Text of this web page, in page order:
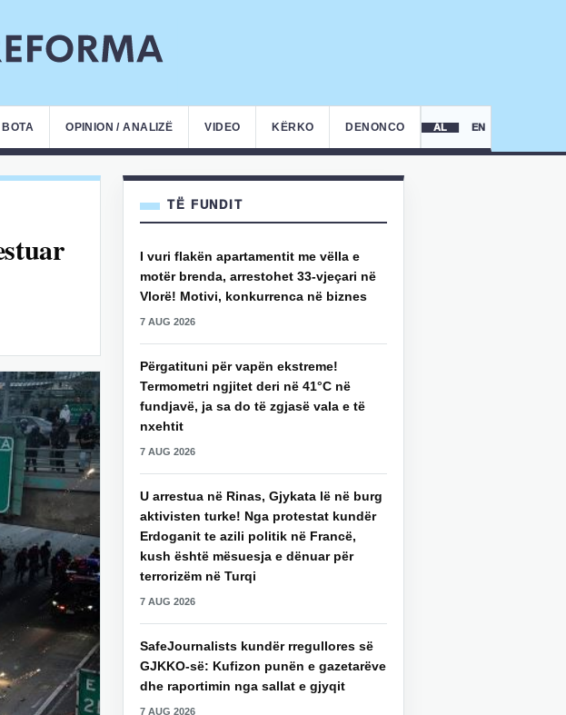
OPINION / ANALIZË VIDEO KËRKO DENONCO AL EN
TË FUNDIT
I vuri flakën apartamentit me vëlla e
motër brenda, arrestohet 33-vjeçari në
Vlorë! Motivi, konkurrenca në biznes
7 AUG 2026
Përgatituni për vapën ekstreme!
Termometri ngjitet deri në 41°C në
fundjavë, ja sa do të zgjasë vala e të
nxehtit
7 AUG 2026
U arrestua në Rinas, Gjykata lë në burg
aktivisten turke! Nga protestat kundër
Erdoganit te azili politik në Francë,
kush është mësuesja e dënuar për
terrorizëm në Turqi
7 AUG 2026
SafeJournalists kundër rregullores së
GJKKO-së: Kufizon punën e gazetarëve
dhe raportimin nga sallat e gjyqit
7 AUG 2026